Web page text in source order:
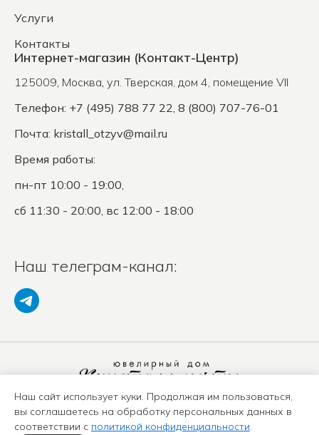
Услуги
Контакты
Интернет-магазин (Контакт-Центр)
125009, Москва, ул. Тверская, дом 4, помещение VII
Телефон: +7 (495) 788 77 22, 8 (800) 707-76-01
Почта: kristall_otzyv@mail.ru
Время работы:
пн-пт 10:00 - 19:00,
сб 11:30 - 20:00, вс 12:00 - 18:00
Наш телеграм-канал:
Политика конфиденциальности
Положение о защите ПД
Оферта
Наш сайт использует куки. Продолжая им пользоваться,
вы соглашаетесь на обработку персональных данных в
соответствии с политикой конфиденциальности.